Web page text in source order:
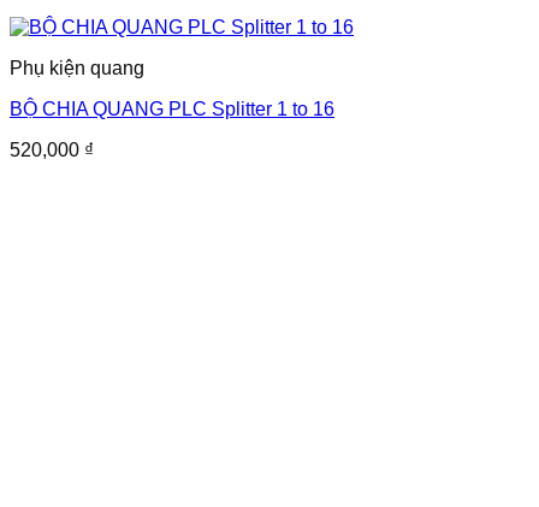
Phụ kiện quang
BỘ CHIA QUANG PLC Splitter 1 to 16
520,000 ₫